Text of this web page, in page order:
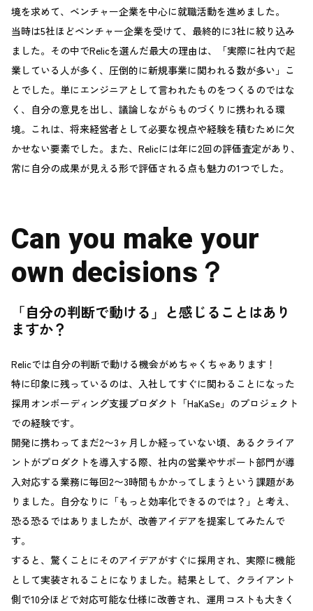
境を求めて、ベンチャー企業を中心に就職活動を進めました。
当時は5社ほどベンチャー企業を受けて、最終的に3社に絞り込み
ました。その中でRelicを選んだ最大の理由は、「実際に社内で起
業している人が多く、圧倒的に新規事業に関われる数が多い」こ
とでした。単にエンジニアとして言われたものをつくるのではな
く、自分の意見を出し、議論しながらものづくりに携われる環
境。これは、将来経営者として必要な視点や経験を積むために欠
かせない要素でした。また、Relicには年に2回の評価査定があり、
常に自分の成果が見える形で評価される点も魅力の1つでした。
Can you make your
own decisions？
「自分の判断で動ける」と感じることはあり
ますか？
Relicでは自分の判断で動ける機会がめちゃくちゃあります！
特に印象に残っているのは、入社してすぐに関わることになった
採用オンボーディング支援プロダクト「HaKaSe」のプロジェクト
での経験です。
開発に携わってまだ2〜3ヶ月しか経っていない頃、あるクライア
ントがプロダクトを導入する際、社内の営業やサポート部門が導
入対応する業務に毎回2〜3時間もかかってしまうという課題があ
りました。自分なりに「もっと効率化できるのでは？」と考え、
恐る恐るではありましたが、改善アイデアを提案してみたんで
す。
すると、驚くことにそのアイデアがすぐに採用され、実際に機能
として実装されることになりました。結果として、クライアント
側で10分ほどで対応可能な仕様に改善され、運用コストも大きく